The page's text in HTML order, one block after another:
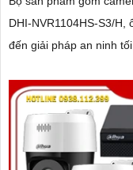
DHI-NVR1104HS-S3/H,
đến giải pháp an ninh